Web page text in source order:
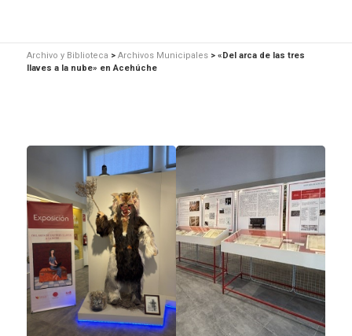
Archivo y Biblioteca > Archivos Municipales> «Del arca de las tres
llaves a la nube» en Acehúche